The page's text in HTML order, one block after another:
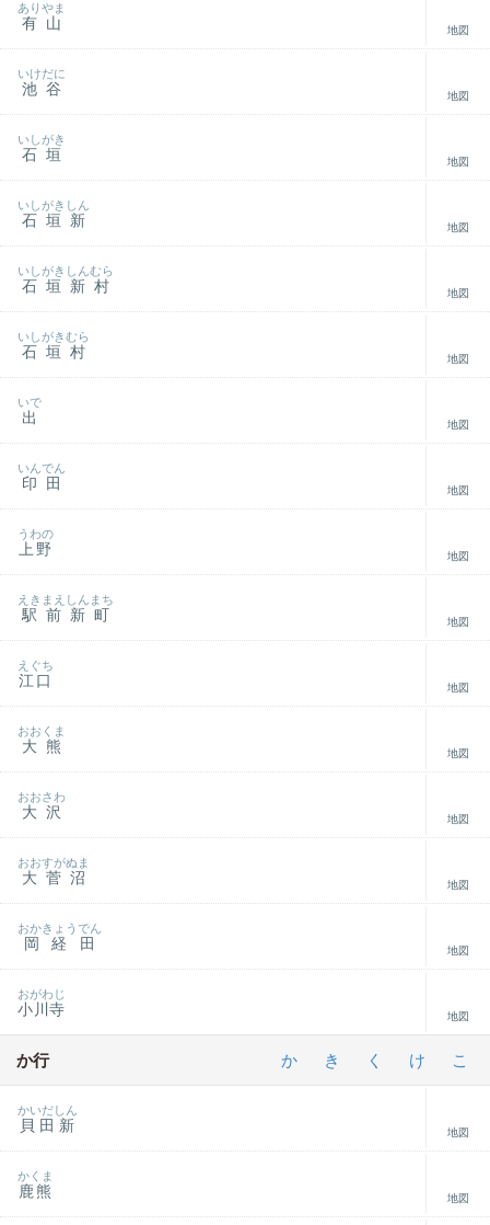
有山
ありやま
地図
池谷
いけだに
地図
石垣
いしがき
地図
石垣新
いしがきしん
地図
石垣新村
いしがきしんむら
地図
石垣村
いしがきむら
地図
出
いで
地図
印田
いんでん
地図
上野
うわの
地図
駅前新町
えきまえしんまち
地図
江口
えぐち
地図
大熊
おおくま
地図
大沢
おおさわ
地図
大菅沼
おおすがぬま
地図
岡経田
おかきょうでん
地図
小川寺
おがわじ
地図
か行 か き く け こ
貝田新
かいだしん
地図
鹿熊
かくま
地図